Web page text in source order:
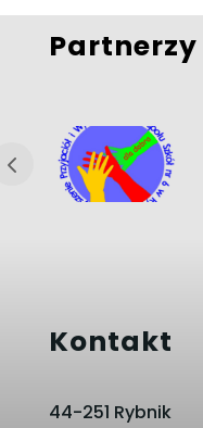
Partnerzy
Kontakt
44-251 Rybnik